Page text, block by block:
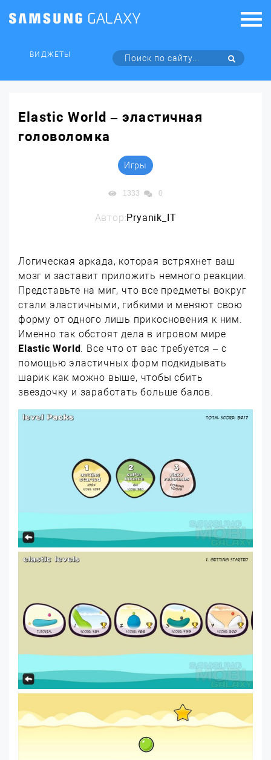
ВИДЖЕТЫ
Elastic World – эластичная
головоломка
Игры
1333 0
Автор:Pryanik_IT
Логическая аркада, которая встряхнет ваш
мозг и заставит приложить немного реакции.
Представьте на миг, что все предметы вокруг
стали эластичными, гибкими и меняют свою
форму от одного лишь прикосновения к ним.
Именно так обстоят дела в игровом мире
Elastic World. Все что от вас требуется – с
помощью эластичных форм подкидывать
шарик как можно выше, чтобы сбить
звездочку и заработать больше балов.